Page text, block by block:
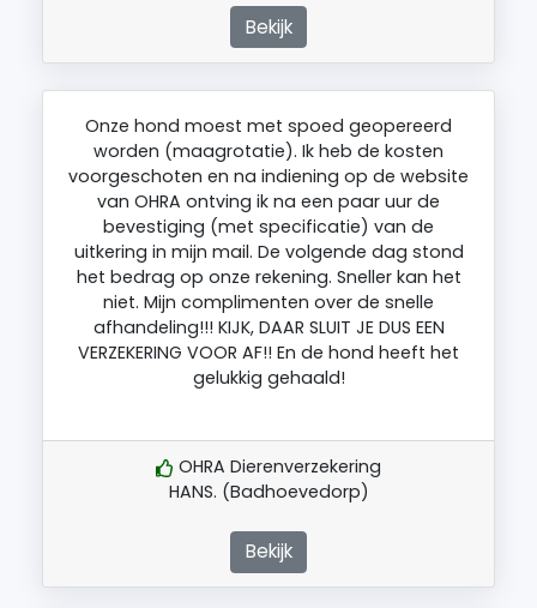
Bekijk
Onze hond moest met spoed geopereerd
worden (maagrotatie). Ik heb de kosten
voorgeschoten en na indiening op de website
van OHRA ontving ik na een paar uur de
bevestiging (met specificatie) van de
uitkering in mijn mail. De volgende dag stond
het bedrag op onze rekening. Sneller kan het
niet. Mijn complimenten over de snelle
afhandeling!!! KIJK, DAAR SLUIT JE DUS EEN
VERZEKERING VOOR AF!! En de hond heeft het
gelukkig gehaald!
OHRA Dierenverzekering
HANS. (Badhoevedorp)
Bekijk